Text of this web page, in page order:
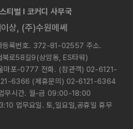
티벌 l 코커디 사무국
상, (주)수원메쎄
등록번호. 372-81-02557 주소.
북로58길9(상암동, ES타워)
마포-0777 전화. (참관객) 02-6121-
6366 (제휴문의) 02-6121-6364
시간. 월-금 09:00-18:00
업무요일. 토,일요일,공휴일 휴무